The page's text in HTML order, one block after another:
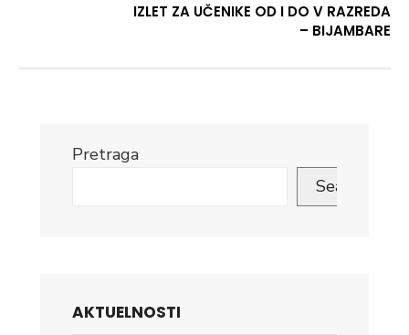
IZLET ZA UČENIKE OD I DO V RAZREDA
– BIJAMBARE
Pretraga
Search
AKTUELNOSTI